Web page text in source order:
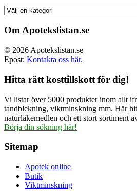
499.00 kr.374.00 kr.
Om Apotekslistan.se
© 2026 Apotekslistan.se
Epost: Kontakta oss här.
Hitta rätt kosttillskott för dig!
Vi listar över 5000 produkter inom allt
tandblekning, viktminskning mm. Här
naturläkemedlen och ett stort sortiment
Börja din sökning här!
Sitemap
Apotek online
Butik
Viktminskning